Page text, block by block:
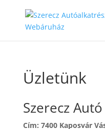
Üzletünk
Szerecz
Cím: 7400 Kaposvár